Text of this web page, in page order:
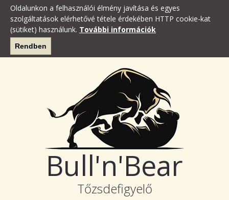
Oldalunkon a felhasználói élmény javítása és egyes
szolgáltatások elérhetővé tétele érdekében HTTP cookie-kat
(sütiket) használunk. További információk
Rendben
Bull'n'Bear
Tőzsdefigyelő